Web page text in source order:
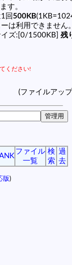
す。
回 500KB
は利用できません
イズ:[0/1500KB] 残
ください!
(ファイルアッ
ファイル
一覧
検
索
過
去
版)